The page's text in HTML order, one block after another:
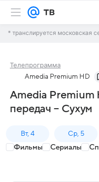
* транслируется московская
Телепрограмма
Amedia Premium HD
Amedia Premium
передач – Сухум
Вт, 4 Ср, 5
Фильмы Сериалы